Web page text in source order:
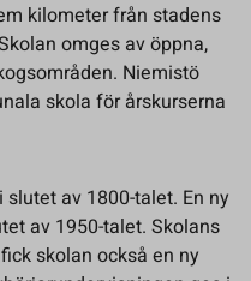
kilometer från stadens
omges av öppna,
Niemistö
skola för årskurserna
av 1800-talet. En ny
av 1950-talet. Skolans
skolan också en ny